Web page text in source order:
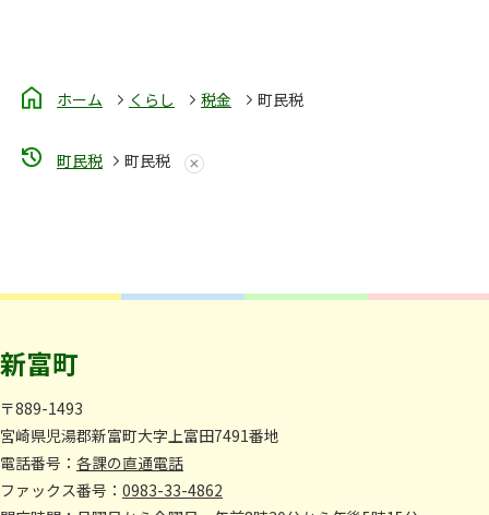
ホーム くらし 税金 町民税
町民税 町民税
新富町
〒889-1493
宮崎県児湯郡新富町大字上富田7491番地
電話番号： 各課の直通電話
ファックス番号： 0983-33-4862